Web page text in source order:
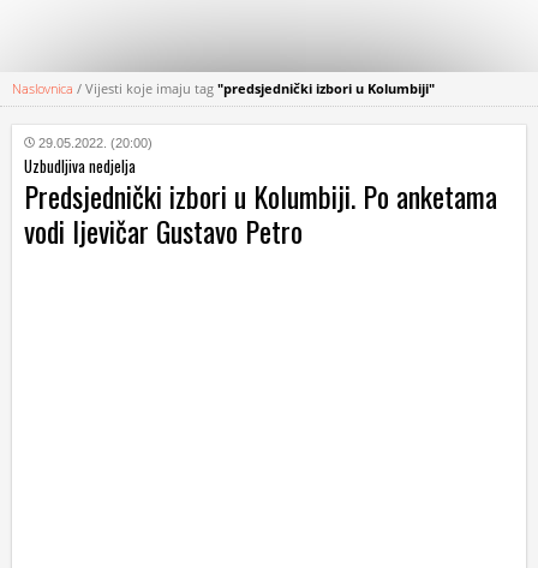
KATEGORIJE
HRVATSKI
WEB
Naslovnica / Vijesti koje imaju tag "predsjednički izbori u Kolumbiji"
29.05.2022. (20:00)
Uzbudljiva nedjelja
Predsjednički izbori u Kolumbiji. Po anketama
vodi ljevičar Gustavo Petro